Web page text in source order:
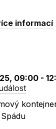
informací
09:00 -